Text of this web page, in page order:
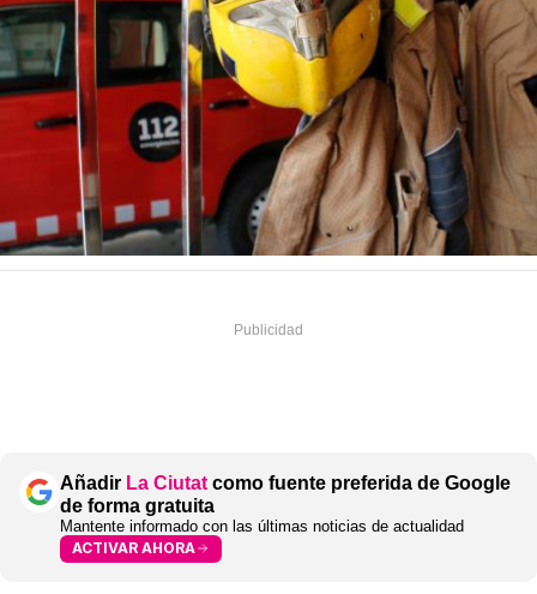
Añadir La Ciutat como fuente preferida de Google
de forma gratuita
Mantente informado con las últimas noticias de actualidad
ACTIVAR AHORA